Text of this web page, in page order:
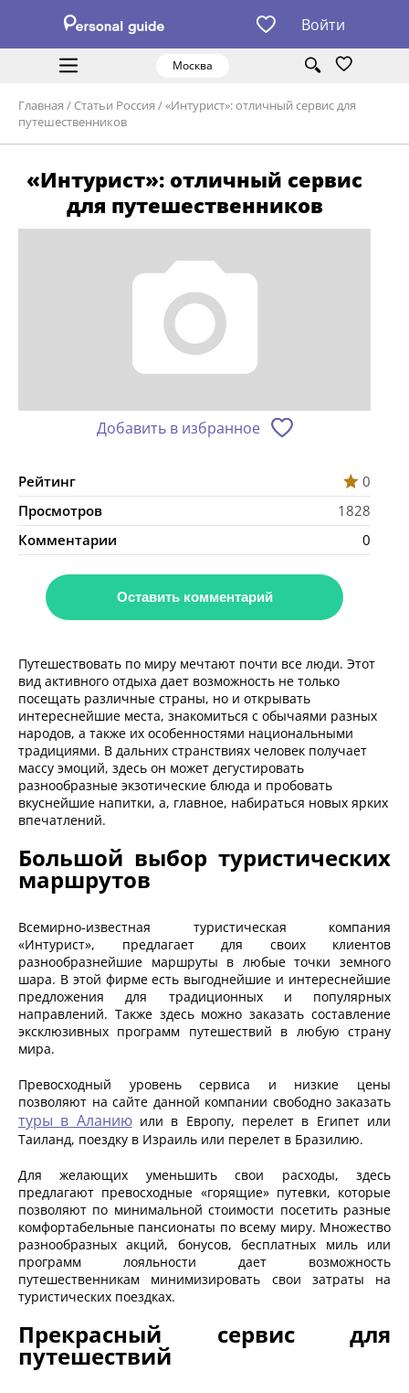
Войти
Москва
Главная / Статьи Россия /«Интурист»: отличный сервис для
путешественников
«Интурист»: отличный сервис
для путешественников
Добавить в избранное
Рейтинг
0
Просмотров
1828
Комментарии
0
Оставить комментарий
Путешествовать по миру мечтают почти все люди. Этот
вид активного отдыха дает возможность не только
посещать различные страны, но и открывать
интереснейшие места, знакомиться с обычаями разных
народов, а также их особенностями национальными
традициями. В дальних странствиях человек получает
массу эмоций, здесь он может дегустировать
разнообразные экзотические блюда и пробовать
вкуснейшие напитки, а, главное, набираться новых ярких
впечатлений.
Большой выбор туристических
маршрутов
Всемирно-известная туристическая компания
«Интурист», предлагает для своих клиентов
разнообразнейшие маршруты в любые точки земного
шара. В этой фирме есть выгоднейшие и интереснейшие
предложения для традиционных и популярных
направлений. Также здесь можно заказать составление
эксклюзивных программ путешествий в любую страну
мира.
Превосходный уровень сервиса и низкие цены
позволяют на сайте данной компании свободно заказать
туры в Аланиюили в Европу, перелет в Египет или
Таиланд, поездку в Израиль или перелет в Бразилию.
Для желающих уменьшить свои расходы, здесь
предлагают превосходные «горящие» путевки, которые
позволяют по минимальной стоимости посетить разные
комфортабельные пансионаты по всему миру. Множество
разнообразных акций, бонусов, бесплатных миль или
программ лояльности дает возможность
путешественникам минимизировать свои затраты на
туристических поездках.
Прекрасный сервис для
путешествий